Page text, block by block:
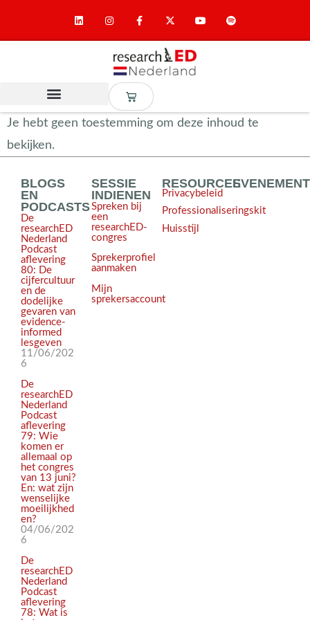
Je hebt geen toestemming om deze inhoud te
bekijken.
BLOGS
EN
PODCASTS
De
researchED
Nederland
Podcast
aflevering
80: De
cijfercultuur
en de
dodelijke
gevaren van
evidence-
informed
lesgeven
11/06/202
6
De
researchED
Nederland
Podcast
aflevering
79: Wie
komen er
allemaal op
het congres
van 13 juni?
En: wat zijn
wenselijke
moeilijkhed
en?
04/06/202
6
De
researchED
Nederland
Podcast
aflevering
78: Wat is
SESSIE
INDIENEN
Spreken bij
een
researchED-
congres
Sprekerprofiel
aanmaken
Mijn
sprekersaccount
RESOURCES
Privacybeleid
Professionaliseringskit
Huisstijl